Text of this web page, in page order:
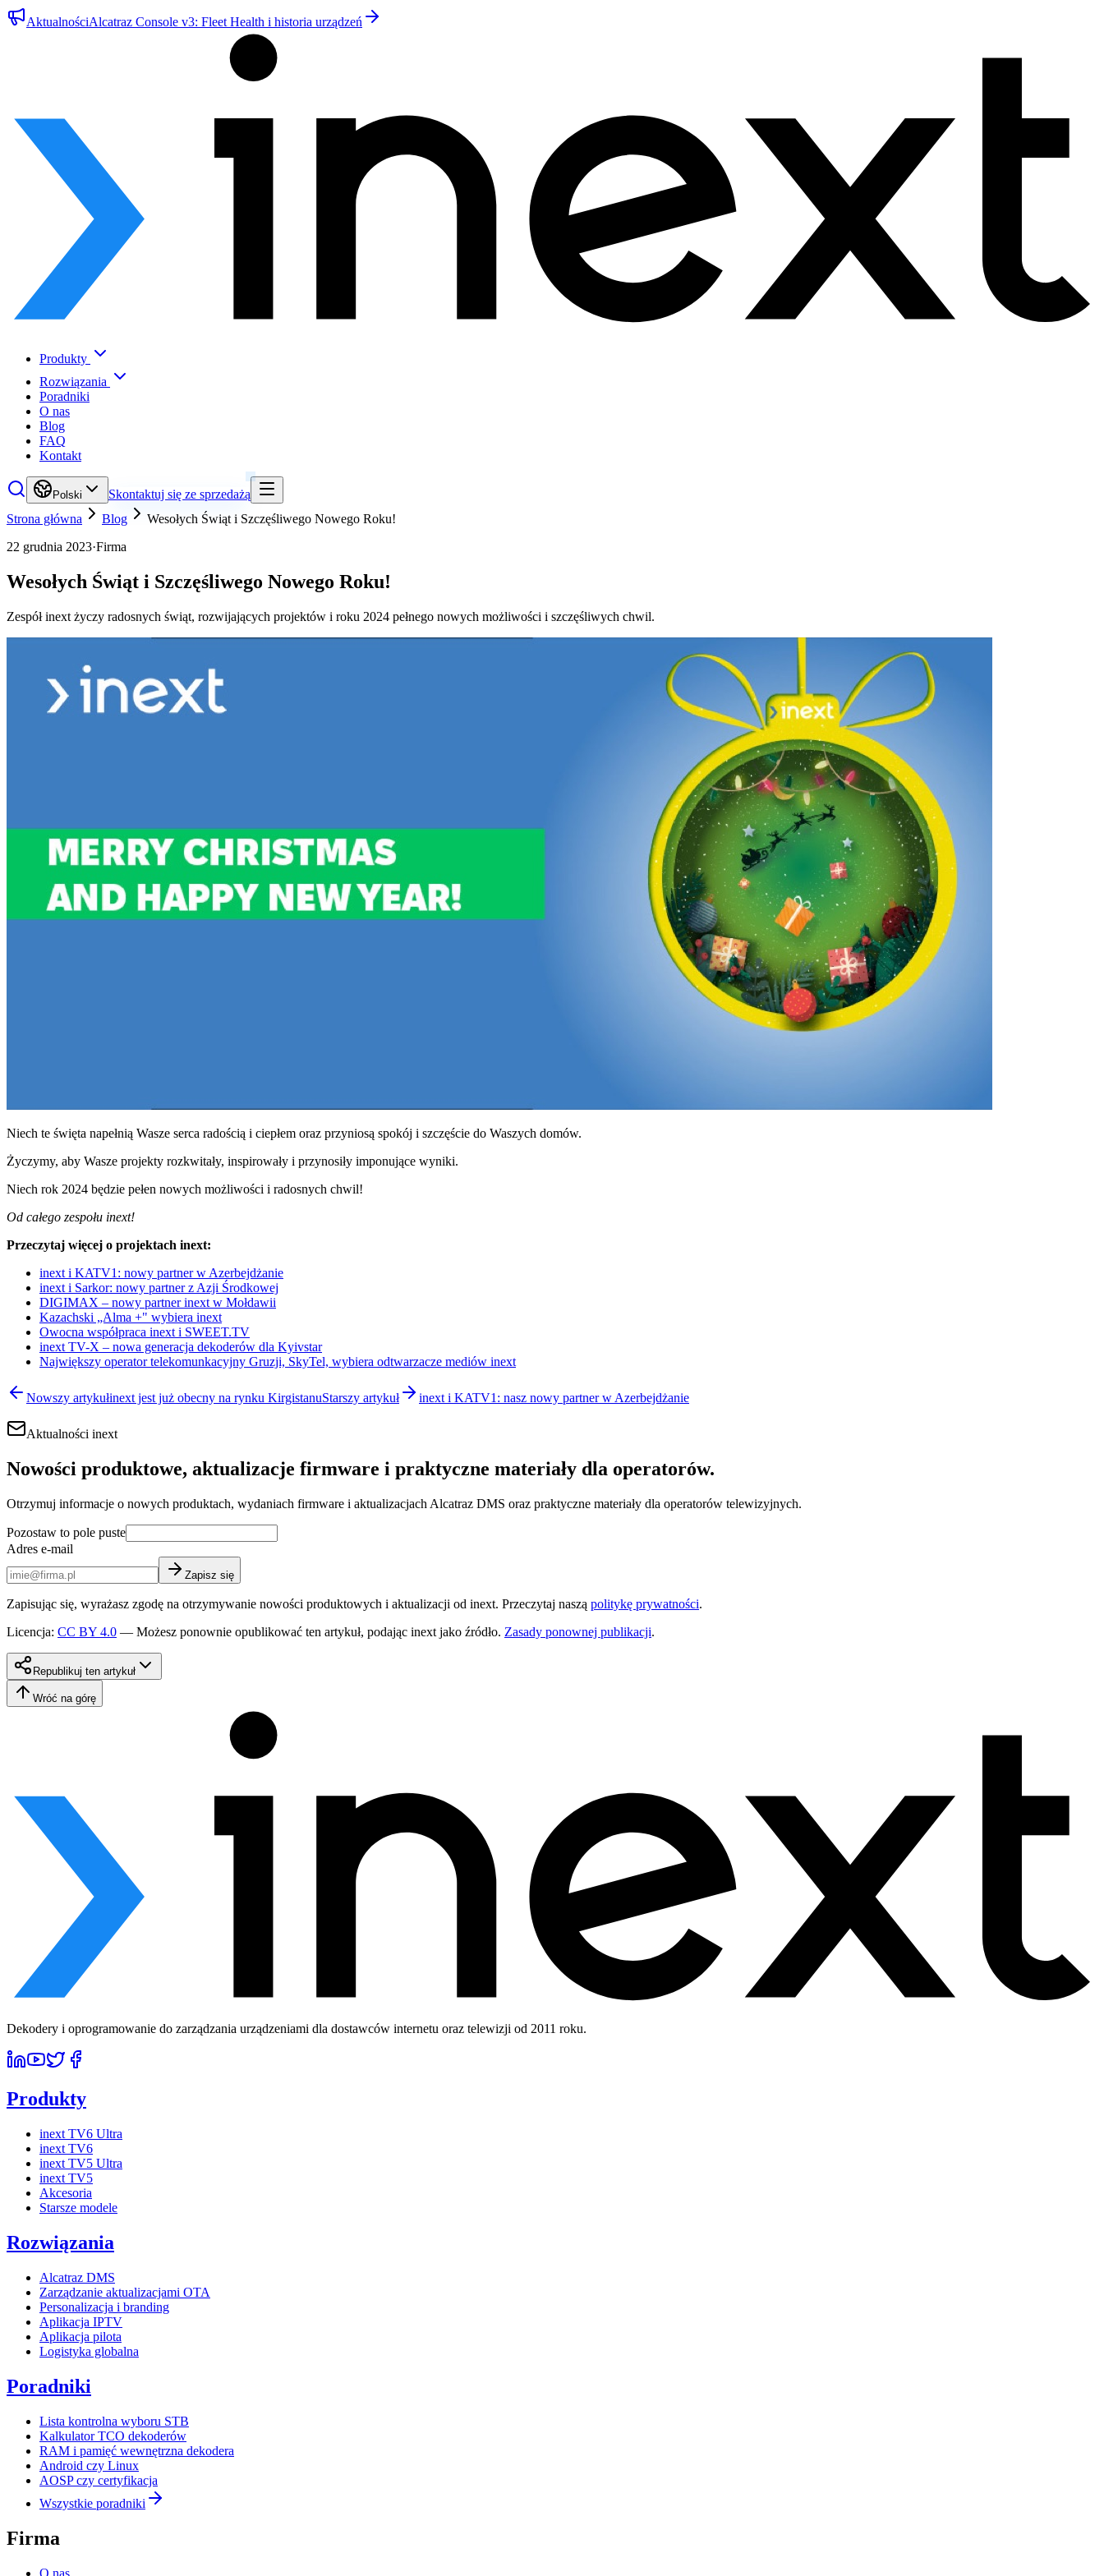
AktualnościAlcatraz Console v3: Fleet Health i historia urządzeń
Produkty
Rozwiązania
Poradniki
O nas
Blog
FAQ
Kontakt
Polski
Skontaktuj się ze sprzedażą
Strona główna
Blog
Wesołych Świąt i Szczęśliwego Nowego Roku!
22 grudnia 2023·Firma
Wesołych Świąt i Szczęśliwego Nowego Roku!
Zespół inext życzy radosnych świąt, rozwijających projektów i roku 2024 pełnego nowych możliwości i szczęśliwych chwil.
Niech te święta napełnią Wasze serca radością i ciepłem oraz przyniosą spokój i szczęście do Waszych domów.
Życzymy, aby Wasze projekty rozkwitały, inspirowały i przynosiły imponujące wyniki.
Niech rok 2024 będzie pełen nowych możliwości i radosnych chwil!
Od całego zespołu inext!
Przeczytaj więcej o projektach inext:
inext i KATV1: nowy partner w Azerbejdżanie
inext i Sarkor: nowy partner z Azji Środkowej
DIGIMAX – nowy partner inext w Mołdawii
Kazachski „Alma +" wybiera inext
Owocna współpraca inext i SWEET.TV
inext TV-X – nowa generacja dekoderów dla Kyivstar
Największy operator telekomunkacyjny Gruzji, SkyTel, wybiera odtwarzacze mediów inext
Nowszy artykułinext jest już obecny na rynku KirgistanuStarszy artykuł inext i KATV1: nasz nowy partner w Azerbejdżanie
Aktualności inext
Nowości produktowe, aktualizacje firmware i praktyczne materiały dla operatorów.
Otrzymuj informacje o nowych produktach, wydaniach firmware i aktualizacjach Alcatraz DMS oraz praktyczne materiały dla operatorów telewizyjnych.
Pozostaw to pole puste
Adres e-mail
Zapisz się
Zapisując się, wyrażasz zgodę na otrzymywanie nowości produktowych i aktualizacji od inext. Przeczytaj naszą politykę prywatności.
Licencja: CC BY 4.0 — Możesz ponownie opublikować ten artykuł, podając inext jako źródło. Zasady ponownej publikacji.
Republikuj ten artykuł
Wróć na górę
Dekodery i oprogramowanie do zarządzania urządzeniami dla dostawców internetu oraz telewizji od 2011 roku.
Produkty
inext TV6 Ultra
inext TV6
inext TV5 Ultra
inext TV5
Akcesoria
Starsze modele
Rozwiązania
Alcatraz DMS
Zarządzanie aktualizacjami OTA
Personalizacja i branding
Aplikacja IPTV
Aplikacja pilota
Logistyka globalna
Poradniki
Lista kontrolna wyboru STB
Kalkulator TCO dekoderów
RAM i pamięć wewnętrzna dekodera
Android czy Linux
AOSP czy certyfikacja
Wszystkie poradniki
Firma
O nas